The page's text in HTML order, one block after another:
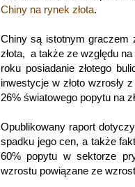
Chiny na rynek złota.
Chiny są istotnym graczem
złota, a także ze względu
roku posiadanie złotego
inwestycje w złoto wzrosły
26% światowego popytu na
Opublikowany raport
spadku jego cen, a także
60% popytu w sektorze
wzrostu powiązane ze